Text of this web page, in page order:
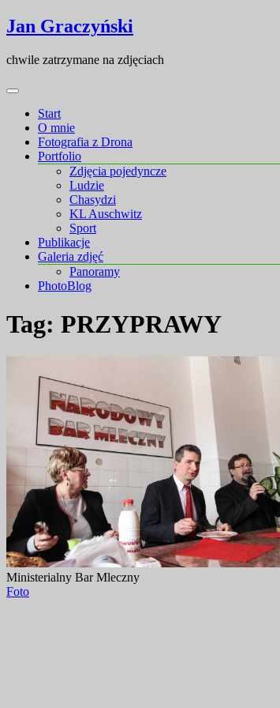
Skip
to
Skip
to
Jan Graczyński
chwile zatrzymane na zdjęciach
Start
O mnie
Fotografia z Drona
Portfolio
Zdjęcia pojedyncze
Ludzie
Chasydzi
KL Auschwitz
Sport
Publikacje
Galeria zdjęć
Panoramy
PhotoBlog
Tag: PRZYPRAWY
Ministerialny Bar Mleczny
Foto